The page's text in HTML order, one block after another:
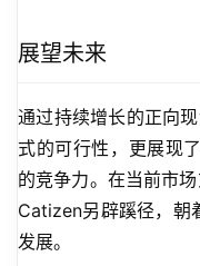
展望未来
通过持续增长的正向
式的可行性，更展现
的竞争力。在当前市场
Catizen另辟蹊径，朝
发展。